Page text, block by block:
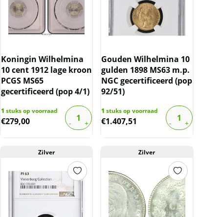
Koningin Wilhelmina
10 cent 1912 lage kroon
PCGS MS65
gecertificeerd (pop 4/1)
1 stuks op voorraad
€279,00
Gouden Wilhelmina 10
gulden 1898 MS63 m.p.
NGC gecertificeerd (pop
92/51)
1 stuks op voorraad
€1.407,51
Zilver Zilver